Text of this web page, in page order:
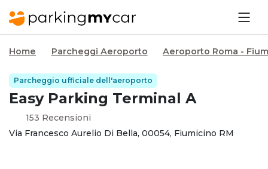
Home Parcheggi Aeroporto Aeroporto Roma -
Parcheggio ufficiale dell'aeroporto
Easy Parking Terminal A
153 Recensioni
Via Francesco Aurelio Di Bella, 00054, Fiumicino RM